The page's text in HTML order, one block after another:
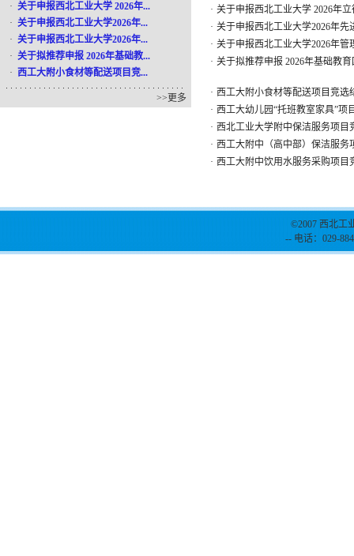
· 关于申报西北工业大学 2026年...
· 关于申报西北工业大学2026年...
· 关于申报西北工业大学2026年...
· 关于拟推荐申报 2026年基础教...
· 西工大附小食材等配送项目竞...
>>更多
· 关于申报西北工业大学 2026年
· 关于申报西北工业大学2026年先
· 关于申报西北工业大学2026年
· 关于拟推荐申报 2026年基础教
· 西工大附小食材等配送项目竞选
· 西工大幼儿园“托班教室家具”项
· 西北工业大学附中保洁服务项目
· 西工大附中（高中部）保洁服务
· 西工大附中饮用水服务采购项目
©2007 西北工
-- 电话：029-